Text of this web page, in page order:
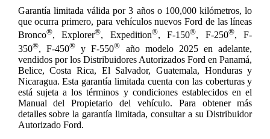
Garantía limitada válida por 3 años o 100,000 kilómetros, lo
que ocurra primero, para vehículos nuevos Ford de las líneas
Bronco®, Explorer®, Expedition®, F-150®, F-250®, F-
350®, F-450®y F-550® año modelo 2025 en adelante,
vendidos por los Distribuidores Autorizados Ford en Panamá,
Belice, Costa Rica, El Salvador, Guatemala, Honduras y
Nicaragua. Esta garantía limitada cuenta con las coberturas y
está sujeta a los términos y condiciones establecidos en el
Manual del Propietario del vehículo. Para obtener más
detalles sobre la garantía limitada, consultar a su Distribuidor
Autorizado Ford.